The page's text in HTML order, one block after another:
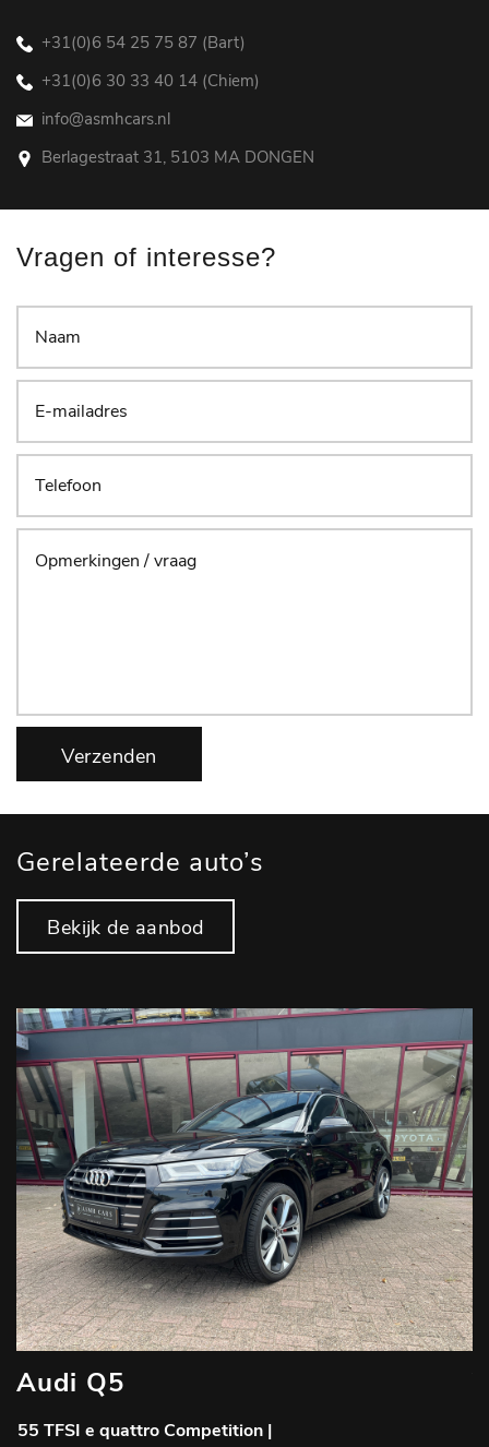
+31(0)6 54 25 75 87 (Bart)
+31(0)6 30 33 40 14 (Chiem)
info@asmhcars.nl
Berlagestraat 31, 5103 MA DONGEN
Vragen of interesse?
Verzenden
Gerelateerde auto’s
Bekijk de aanbod
Audi Q5
55 TFSI e quattro Competition |